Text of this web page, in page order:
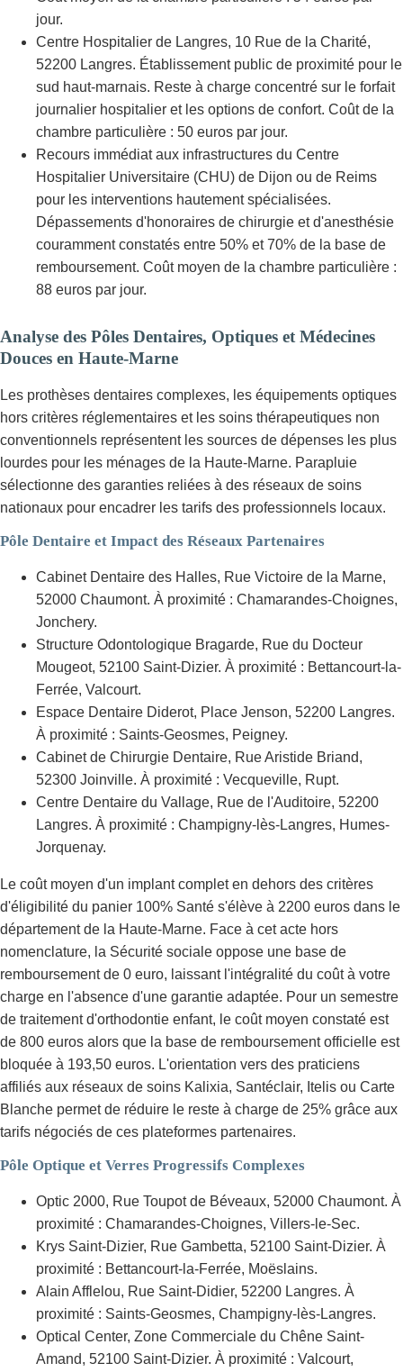
jour.
Centre Hospitalier de Langres, 10 Rue de la Charité,
52200 Langres. Établissement public de proximité pour le
sud haut-marnais. Reste à charge concentré sur le forfait
journalier hospitalier et les options de confort. Coût de la
chambre particulière : 50 euros par jour.
Recours immédiat aux infrastructures du Centre
Hospitalier Universitaire (CHU) de Dijon ou de Reims
pour les interventions hautement spécialisées.
Dépassements d'honoraires de chirurgie et d'anesthésie
couramment constatés entre 50% et 70% de la base de
remboursement. Coût moyen de la chambre particulière :
88 euros par jour.
Analyse des Pôles Dentaires, Optiques et Médecines
Douces en Haute-Marne
Les prothèses dentaires complexes, les équipements optiques
hors critères réglementaires et les soins thérapeutiques non
conventionnels représentent les sources de dépenses les plus
lourdes pour les ménages de la Haute-Marne. Parapluie
sélectionne des garanties reliées à des réseaux de soins
nationaux pour encadrer les tarifs des professionnels locaux.
Pôle Dentaire et Impact des Réseaux Partenaires
Cabinet Dentaire des Halles, Rue Victoire de la Marne,
52000 Chaumont. À proximité : Chamarandes-Choignes,
Jonchery.
Structure Odontologique Bragarde, Rue du Docteur
Mougeot, 52100 Saint-Dizier. À proximité : Bettancourt-la-
Ferrée, Valcourt.
Espace Dentaire Diderot, Place Jenson, 52200 Langres.
À proximité : Saints-Geosmes, Peigney.
Cabinet de Chirurgie Dentaire, Rue Aristide Briand,
52300 Joinville. À proximité : Vecqueville, Rupt.
Centre Dentaire du Vallage, Rue de l'Auditoire, 52200
Langres. À proximité : Champigny-lès-Langres, Humes-
Jorquenay.
Le coût moyen d'un implant complet en dehors des critères
d'éligibilité du panier 100% Santé s'élève à 2200 euros dans le
département de la Haute-Marne. Face à cet acte hors
nomenclature, la Sécurité sociale oppose une base de
remboursement de 0 euro, laissant l'intégralité du coût à votre
charge en l'absence d'une garantie adaptée. Pour un semestre
de traitement d'orthodontie enfant, le coût moyen constaté est
de 800 euros alors que la base de remboursement officielle est
bloquée à 193,50 euros. L'orientation vers des praticiens
affiliés aux réseaux de soins Kalixia, Santéclair, Itelis ou Carte
Blanche permet de réduire le reste à charge de 25% grâce aux
tarifs négociés de ces plateformes partenaires.
Pôle Optique et Verres Progressifs Complexes
Optic 2000, Rue Toupot de Béveaux, 52000 Chaumont. À
proximité : Chamarandes-Choignes, Villers-le-Sec.
Krys Saint-Dizier, Rue Gambetta, 52100 Saint-Dizier. À
proximité : Bettancourt-la-Ferrée, Moëslains.
Alain Afflelou, Rue Saint-Didier, 52200 Langres. À
proximité : Saints-Geosmes, Champigny-lès-Langres.
Optical Center, Zone Commerciale du Chêne Saint-
Amand, 52100 Saint-Dizier. À proximité : Valcourt,